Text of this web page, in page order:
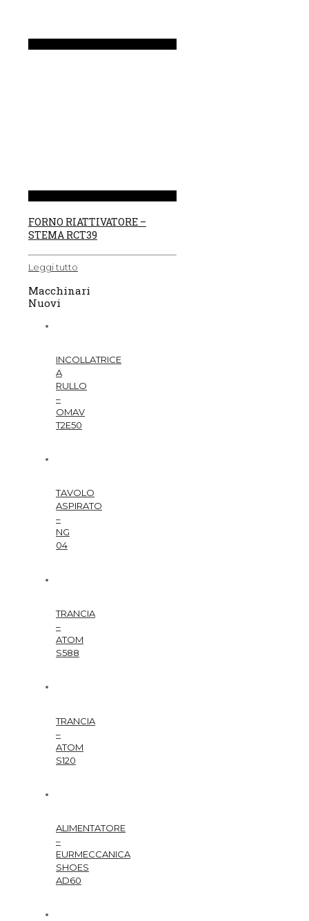
FORNO RIATTIVATORE –
STEMA RCT39
Leggi tutto
Macchinari
Nuovi
INCOLLATRICE
A
RULLO
–
OMAV
T2E50
TAVOLO
ASPIRATO
–
NG
04
TRANCIA
–
ATOM
S588
TRANCIA
–
ATOM
S120
ALIMENTATORE
–
EURMECCANICA
SHOES
AD60